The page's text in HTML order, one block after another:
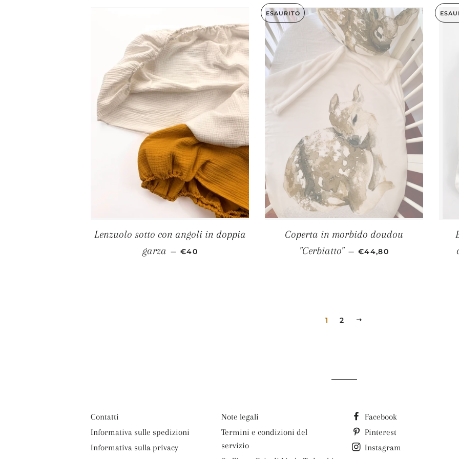
Lenzuolo sotto con angoli in doppia
garza — PREZZO DI LISTINO
€40
ESAURITO
Coperta in morbido doudou
"Cerbiatto" — PREZZO SCONTATO
€44,80
1 2
Contatti
Informativa sulle spedizioni
Informativa sulla privacy
Note legali
Termini e condizioni del
servizio
Facebook
Pinterest
Instagram